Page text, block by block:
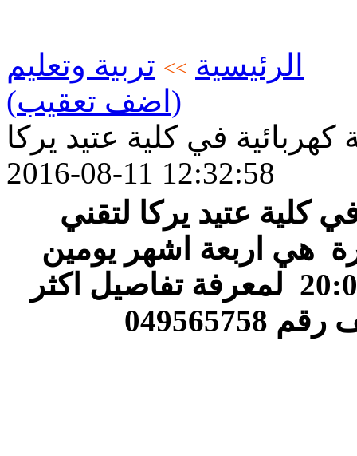
الرئيسية >> تربية وتعليم
(اضف تعقيب)
في كلية عتيد يركا
2016-08-11 12:32:58
كلية عتيد يركا لتقني
هي اربعة اشهر يومين
في الاسبوع من الساعة 17:00-20:00 لمعرفة تفاصيل اكثر